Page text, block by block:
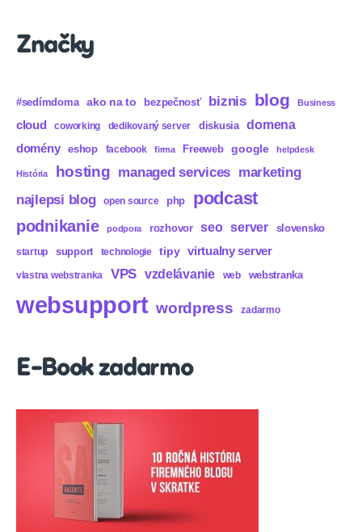
Značky
#sedímdoma ako na to bezpečnosť biznis blog Business
cloud coworking dedikovaný server diskusia domena
domény eshop facebook firma Freeweb google helpdesk
História hosting managed services marketing
najlepsi blog open source php podcast
podnikanie podpora rozhovor seo server slovensko
startup support technologie tipy virtualny server
vlastna webstranka VPS vzdelávanie web webstranka
websupport wordpress zadarmo
E-Book zadarmo